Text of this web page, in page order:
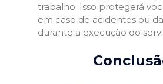
trabalho. Isso protegerá
em caso de acidentes ou
durante a execução do